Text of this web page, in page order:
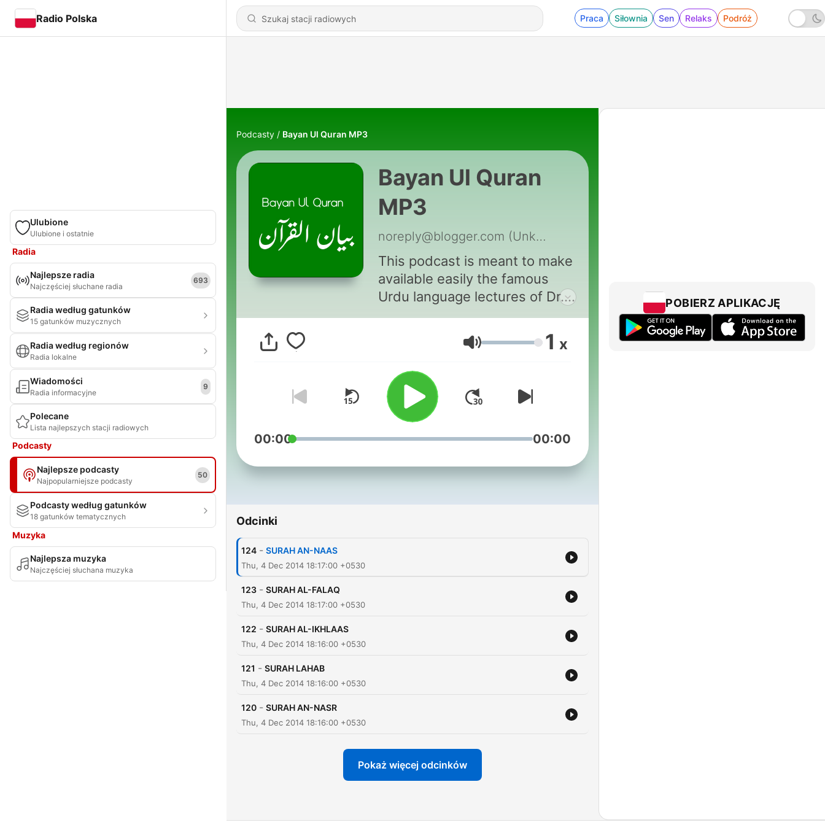
Radio Polska Praca Siłownia Sen Relaks Podróż
Ulubione
Ulubione i ostatnie
Radia
Najlepsze radia
Najczęściej słuchane radia
693
Radia według gatunków
15 gatunków muzycznych
Radia według regionów
Radia lokalne
Wiadomości
Radia informacyjne
9
Polecane
Lista najlepszych stacji radiowych
Podcasty
Najlepsze podcasty
Najpopularniejsze podcasty
50
Podcasty według gatunków
18 gatunków tematycznych
Muzyka
Najlepsza muzyka
Najczęściej słuchana muzyka
Podcasty Bayan Ul Quran MP3
Bayan Ul Quran
MP3
noreply@blogger.com (Unknown)
This podcast is meant to make
available easily the famous
Urdu language lectures of Dr.
Israar Ahmed
Głośność 1 x
00:00 00:00
Odcinki
124 - SURAH AN-NAAS
Thu, 4 Dec 2014 18:17:00 +0530
123 - SURAH AL-FALAQ
Thu, 4 Dec 2014 18:17:00 +0530
122 - SURAH AL-IKHLAAS
Thu, 4 Dec 2014 18:16:00 +0530
121 - SURAH LAHAB
Thu, 4 Dec 2014 18:16:00 +0530
120 - SURAH AN-NASR
Thu, 4 Dec 2014 18:16:00 +0530
Pokaż więcej odcinków
POBIERZ APLIKACJĘ